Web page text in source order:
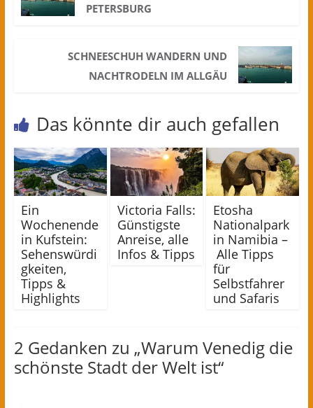
PETERSBURG
SCHNEESCHUH WANDERN UND
NACHTRODELN IM ALLGÄU
Das könnte dir auch gefallen
Ein
Wochenende
in Kufstein:
Sehenswürdi
gkeiten,
Tipps &
Highlights
Victoria Falls:
Günstigste
Anreise, alle
Infos & Tipps
Etosha
Nationalpark
in Namibia –
Alle Tipps
für
Selbstfahrer
und Safaris
2 Gedanken zu „Warum Venedig die
schönste Stadt der Welt ist“